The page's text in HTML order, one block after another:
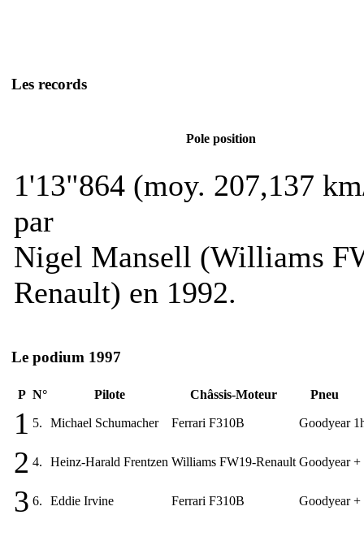
Les records
Pole position
1'13"864 (moy. 207,137
par
Nigel Mansell (Williams
Renault) en 1992.
Le podium 1997
P N° Pilote Châssis-Moteur Pneu
1 5. Michael Schumacher Ferrari F310B Goodyear
2 4. Heinz-Harald Frentzen Williams FW19-Renault Goodyear +
3 6. Eddie Irvine Ferrari F310B Goodyear +